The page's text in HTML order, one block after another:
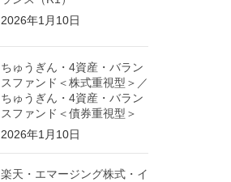
2026年1月10日
ちゅうぎん・4資産・バラン
スファンド＜株式重視型＞／
ちゅうぎん・4資産・バラン
スファンド＜債券重視型＞
2026年1月10日
楽天・エマージング株式・イ